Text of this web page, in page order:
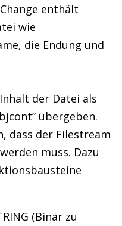
enthält
wie
die Endung und
der Datei als
übergeben.
dass der Filestream
muss. Dazu
(Binär zu